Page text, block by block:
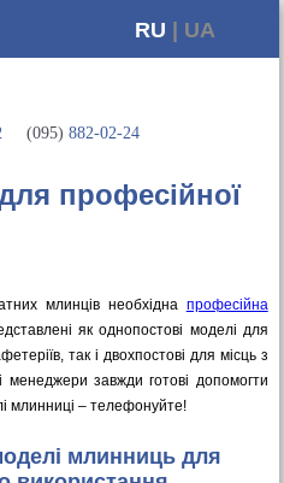
RU | UA
(095) 882-02-24
професійної
млинців необхідна професійна
як однопостові моделі для
так і двохпостові для місць з
завжди готові допомогти
млинниці – телефонуйте!
млинниць для